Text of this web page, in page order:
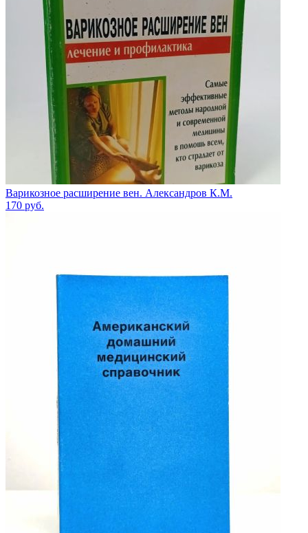
Варикозное расширение вен. Александров К.М.
170 руб.